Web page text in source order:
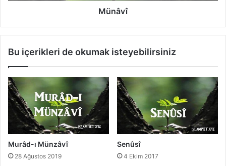
Münâvî
Bu içerikleri de okumak isteyebilirsiniz
Murâd-ı Münzâvî
28 Ağustos 2019
Senûsî
4 Ekim 2017